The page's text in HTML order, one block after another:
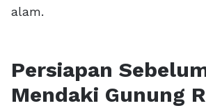
alam.
Persiapan
Mendaki Gunung